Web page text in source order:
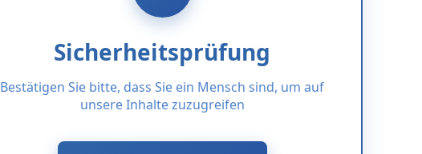
Sicherheitsprüfung
Bestätigen Sie bitte, dass Sie ein Mensch sind, um auf
unsere Inhalte zuzugreifen